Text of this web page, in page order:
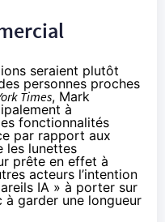
seraient plutôt
personnes proches
Times, Mark
à
fonctionnalités
par rapport aux
les lunettes
prête en effet à
acteurs l’intention
IA » à porter sur
garder une longueur